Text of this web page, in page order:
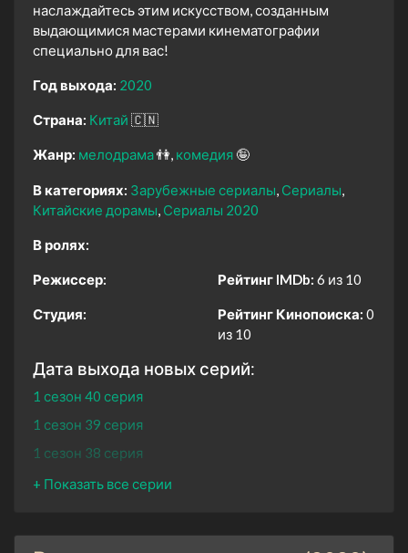
наслаждайтесь этим искусством, созданным
выдающимися мастерами кинематографии
специально для вас!
Год выхода: 2020
Страна: Китай 🇨🇳
Жанр: мелодрама👫 комедия 🤪
В категориях: Зарубежные сериалы Сериалы
Китайские дорамы Сериалы 2020
В ролях:
Режиссер:
Студия:
Рейтинг IMDb: 6 из 10
Рейтинг Кинопоиска: 0
из 10
Дата выхода новых серий:
1 сезон 40 серия
1 сезон 39 серия
1 сезон 38 серия
1 сезон 37 серия
1 сезон 35 серия